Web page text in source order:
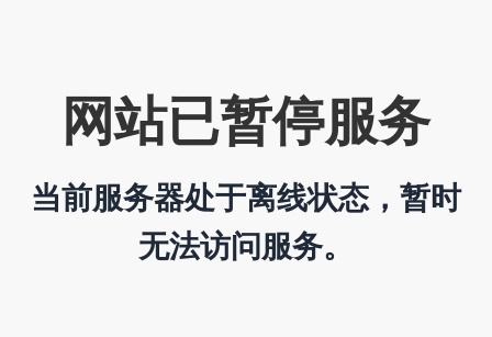
网站已暂停服务
当前服务器处于离线状态，暂时
无法访问服务。